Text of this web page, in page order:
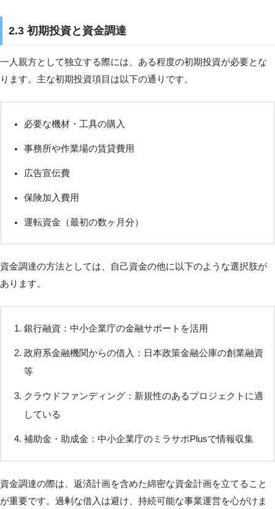
2.3 初期投資と資金調達
一人親方として独立する際には、ある程度の初期投資が必要とな
ります。主な初期投資項目は以下の通りです。
必要な機材・工具の購入
事務所や作業場の賃貸費用
広告宣伝費
保険加入費用
運転資金（最初の数ヶ月分）
資金調達の方法としては、自己資金の他に以下のような選択肢が
あります。
銀行融資：中小企業庁の金融サポートを活用
政府系金融機関からの借入：日本政策金融公庫の創業融資
等
クラウドファンディング：新規性のあるプロジェクトに適
している
補助金・助成金：中小企業庁のミラサポPlusで情報収集
資金調達の際は、返済計画を含めた綿密な資金計画を立てること
が重要です。過剰な借入は避け、持続可能な事業運営を心がけま